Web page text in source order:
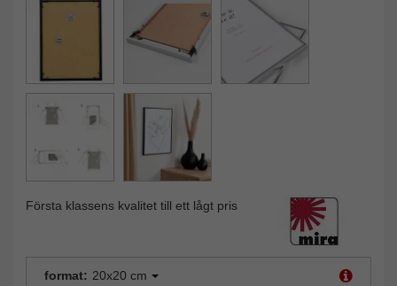
Första klassens kvalitet till ett lågt pris
format: 20x20 cm